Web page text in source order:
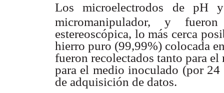
Los microelectrodos de pH
micromanipulador, y
estereoscópica, lo más cerca
hierro puro (99,99%) colocada
fueronrecolectados tanto para
para el medio inoculado (por 24
de adquisición de datos.